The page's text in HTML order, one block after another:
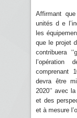
Affirmant
unités d e
les
que le projet
contribuera
l’opération
comprenant
devra être
2020’’ avec
et des
et à mesure